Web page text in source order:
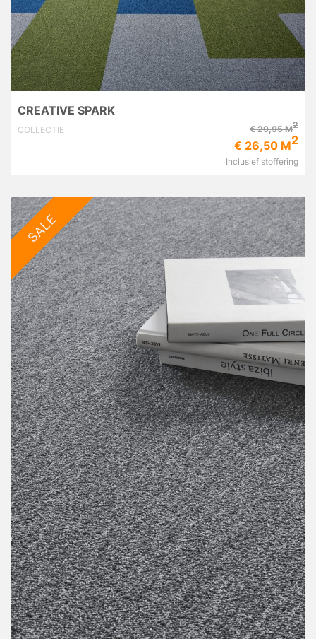
CREATIVE SPARK
COLLECTIE € 29,95 M2
€ 26,50 M2
Inclusief stoffering
SALE